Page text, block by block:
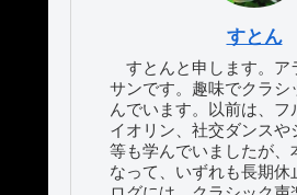
すとん
すとんと申します。ア
サンです。趣味でクラシ
んでいます。以前は、フ
イオリン、社交ダンスや
等も学んでいましたが、
なって、いずれも長期休